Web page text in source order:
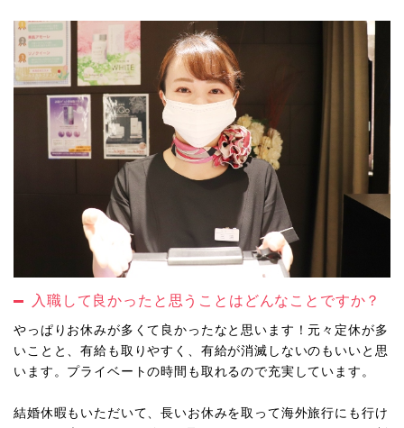
入職して良かったと思うことはどんなことですか？
やっぱりお休みが多くて良かったなと思います！元々定休が多
いことと、有給も取りやすく、有給が消滅しないのもいいと思
います。プライベートの時間も取れるので充実しています。
結婚休暇もいただいて、長いお休みを取って海外旅行にも行け